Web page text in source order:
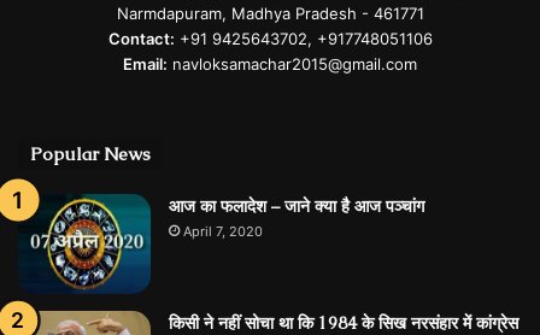
Narmdapuram, Madhya Pradesh - 461771
Contact: +91 9425643702, +917748051106
Email: navloksamachar2015@gmail.com
Popular News
आज का फलादेश – जाने क्या है आज पञ्चांग
April 7, 2020
किसी ने नहीं सोचा था कि 1984 के सिख नरसंहार में कांग्रेस